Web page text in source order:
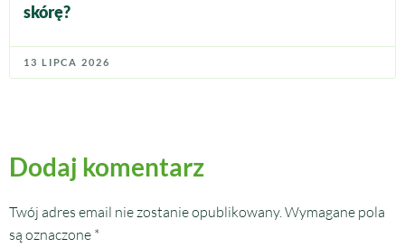
skórę?
13 LIPCA 2026
Dodaj komentarz
Twój adres email nie zostanie opublikowany. Wymagane pola
są oznaczone *